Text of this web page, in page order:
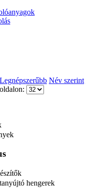
Legnépszerűbb Név szerint
hengerek